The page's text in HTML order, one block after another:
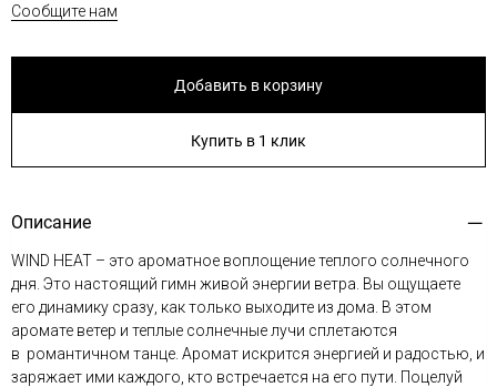
Сообщите нам
Добавить в корзину
Купить в 1 клик
Описание
WIND HEAT – это ароматное воплощение теплого солнечного
дня. Это настоящий гимн живой энергии ветра. Вы ощущаете
его динамику сразу, как только выходите из дома. В этом
аромате ветер и теплые солнечные лучи сплетаются
в романтичном танце. Аромат искрится энергией и радостью, и
заряжает ими каждого, кто встречается на его пути. Поцелуй